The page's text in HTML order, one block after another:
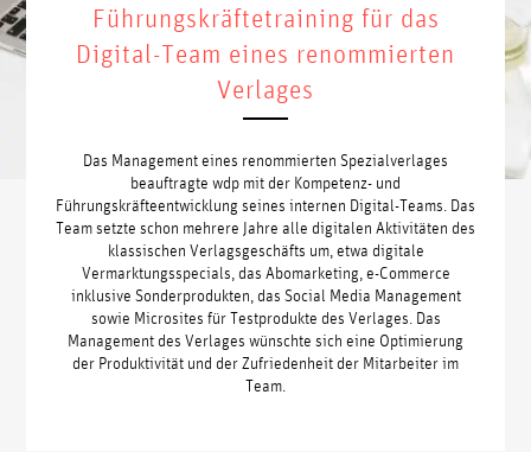
Führungskräftetraining für das
Digital-Team eines renommierten
Verlages
Das Management eines renommierten Spezialverlages
beauftragte wdp mit der Kompetenz- und
Führungskräfteentwicklung seines internen Digital-Teams. Das
Team setzte schon mehrere Jahre alle digitalen Aktivitäten des
klassischen Verlagsgeschäfts um, etwa digitale
Vermarktungsspecials, das Abomarketing, e-Commerce
inklusive Sonderprodukten, das Social Media Management
sowie Microsites für Testprodukte des Verlages. Das
Management des Verlages wünschte sich eine Optimierung
der Produktivität und der Zufriedenheit der Mitarbeiter im
Team.